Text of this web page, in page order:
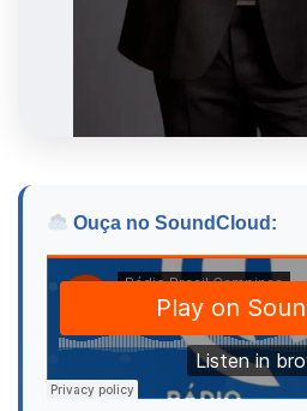
Ouça no SoundCloud: